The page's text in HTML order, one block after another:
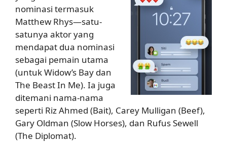
nominasi termasuk
Matthew Rhys—satu-
satunya aktor yang
mendapat dua nominasi
sebagai pemain utama
(untuk Widow’s Bay dan
The Beast In Me). Ia juga
ditemani nama-nama
seperti Riz Ahmed (Bait), Carey Mulligan (Beef),
Gary Oldman (Slow Horses), dan Rufus Sewell
(The Diplomat).